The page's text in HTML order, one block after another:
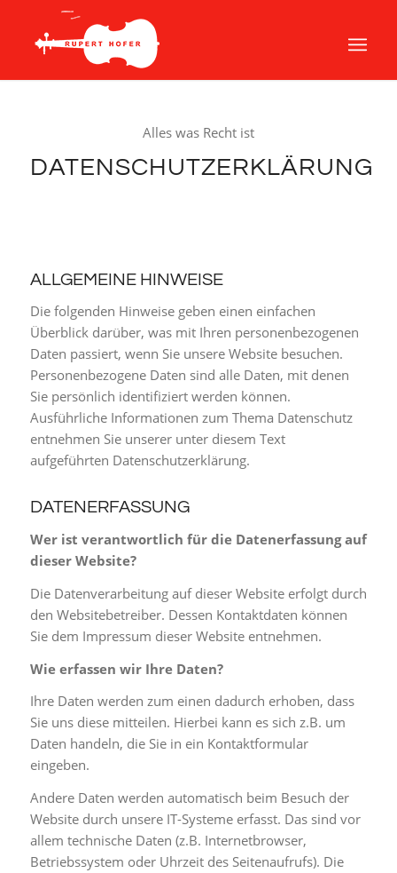
Alles was Recht ist
DATENSCHUTZERKLÄRUNG
ALLGEMEINE HINWEISE
Die folgenden Hinweise geben einen einfachen
Überblick darüber, was mit Ihren personenbezogenen
Daten passiert, wenn Sie unsere Website besuchen.
Personenbezogene Daten sind alle Daten, mit denen
Sie persönlich identifiziert werden können.
Ausführliche Informationen zum Thema Datenschutz
entnehmen Sie unserer unter diesem Text
aufgeführten Datenschutzerklärung.
DATENERFASSUNG
Wer ist verantwortlich für die Datenerfassung auf
dieser Website?
Die Datenverarbeitung auf dieser Website erfolgt durch
den Websitebetreiber. Dessen Kontaktdaten können
Sie dem Impressum dieser Website entnehmen.
Wie erfassen wir Ihre Daten?
Ihre Daten werden zum einen dadurch erhoben, dass
Sie uns diese mitteilen. Hierbei kann es sich z.B. um
Daten handeln, die Sie in ein Kontaktformular
eingeben.
Andere Daten werden automatisch beim Besuch der
Website durch unsere IT-Systeme erfasst. Das sind vor
allem technische Daten (z.B. Internetbrowser,
Betriebssystem oder Uhrzeit des Seitenaufrufs). Die